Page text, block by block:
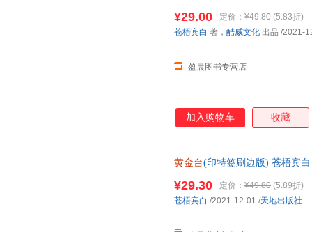
随书附赠：靖国公列传+敕旨+
¥29.00 定价： ¥49.80 (5.83折)
盈晨图书专营店
苍梧宾白 著， 酷威文化 出品 /2021-
加入购物车 收藏
黄金台(印特签刷边版) 苍梧宾
¥29.30 定价： ¥49.80 (5.89折)
苍梧宾白 /2021-12-01 /天地出版社